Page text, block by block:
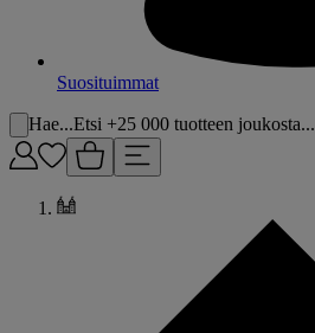
Suosituimmat
Hae...Etsi +25 000 tuotteen joukosta...